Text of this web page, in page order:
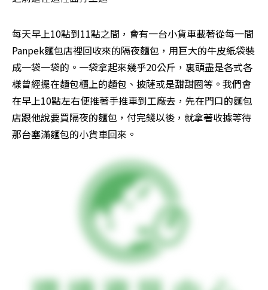
每天早上10點到11點之間，會有一台小貨車載著從每一間
Panpek麵包店裡回收來的隔夜麵包，用巨大的牛皮紙袋裝
成一袋一袋的。一袋拿起來幾乎20公斤，裏頭盡是各式各
樣曾經擺在麵包櫃上的麵包、披薩或是甜甜圈等。我們會
在早上10點左右便推著手推車到工廠去，先在門口的麵包
店跟他說要買隔夜的麵包，付完錢以後，就拿著收據等待
那台塞滿麵包的小貨車回來。